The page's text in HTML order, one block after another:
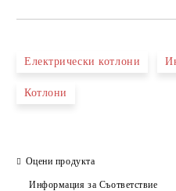
Електрически котлони
Котлони
Оцени продукта
Информация за Съответствие